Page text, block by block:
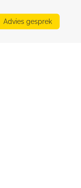
Advies gesprek